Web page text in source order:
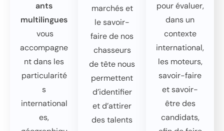
ants
multilingues
vous
accompagne
nt dans les
particularité
s
international
es,
marchés et
le savoir-
faire de nos
chasseurs
de tête nous
permettent
d’identifier
et d’attirer
destalents
pourévaluer,
dans un
contexte
international,
les moteurs,
savoir-faire
et savoir-
être des
candidats,